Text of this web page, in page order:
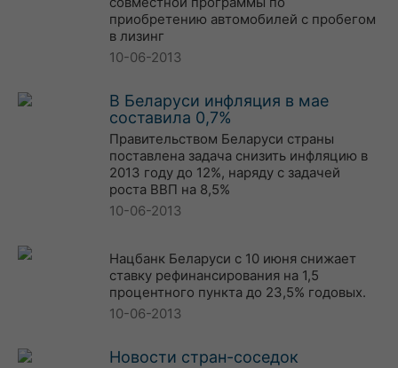
приобретению автомобилей с пробегом
в лизинг
10-06-2013
В Беларуси инфляция в мае
составила 0,7%
Правительством Беларуси страны
поставлена задача снизить инфляцию в
2013 году до 12%, наряду с задачей
роста ВВП на 8,5%
10-06-2013
Нацбанк Беларуси с 10 июня снижает
ставку рефинансирования на 1,5
процентного пункта до 23,5% годовых.
10-06-2013
Новости стран-соседок